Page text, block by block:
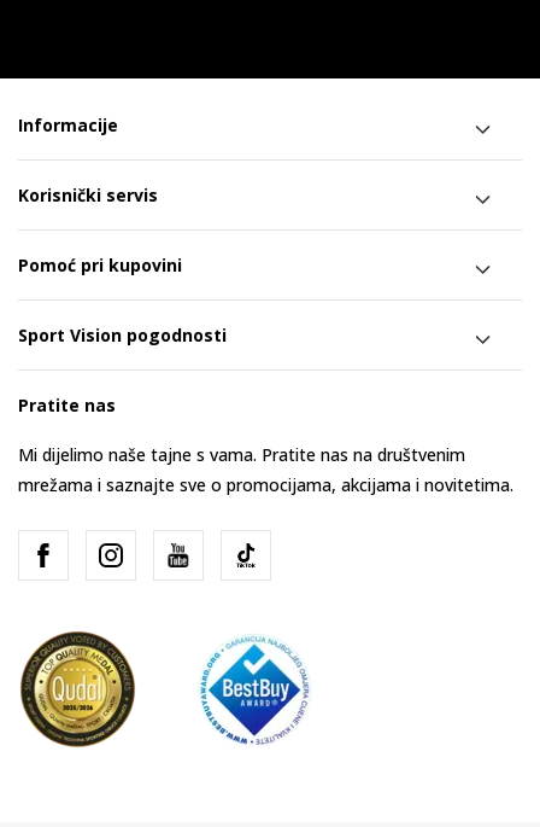
Informacije
Korisnički servis
Pomoć pri kupovini
Sport Vision pogodnosti
Pratite nas
Mi dijelimo naše tajne s vama. Pratite nas na društvenim
mrežama i saznajte sve o promocijama, akcijama i novitetima.